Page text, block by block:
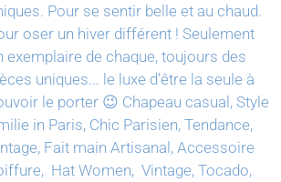
Pour se sentir belle et au chaud.
oser un hiver différent ! Seulement
exemplaire de chaque, toujours des
uniques... le luxe d'être la seule à
le porter 😉 Chapeau casual, Style
in Paris, Chic Parisien, Tendance,
Fait main Artisanal, Accessoire
Hat Women, Vintage, Tocado,